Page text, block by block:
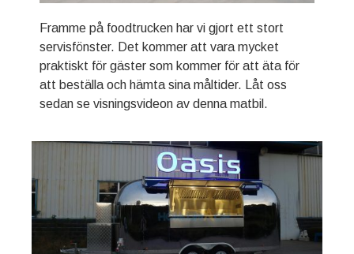
Framme på foodtrucken har vi gjort ett stort
servisfönster. Det kommer att vara mycket
praktiskt för gäster som kommer för att äta för
att beställa och hämta sina måltider. Låt oss
sedan se visningsvideon av denna matbil.